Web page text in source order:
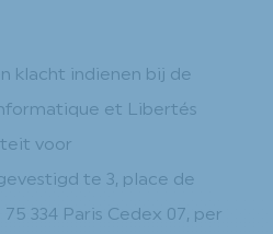
klacht indienen bij de
et Libertés
voor
te 3, place de
334 Paris Cedex 07, per